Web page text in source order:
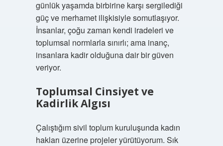
günlük yaşamda birbirine karşı sergilediği
güç ve merhamet ilişkisiyle somutlaşıyor.
İnsanlar, çoğu zaman kendi iradeleri ve
toplumsal normlarla sınırlı; ama inanç,
insanlara kadir olduğuna dair bir güven
veriyor.
Toplumsal Cinsiyet ve
Kadirlik Algısı
Çalıştığım sivil toplum kuruluşunda kadın
hakları üzerine projeler yürütüyorum. Sık